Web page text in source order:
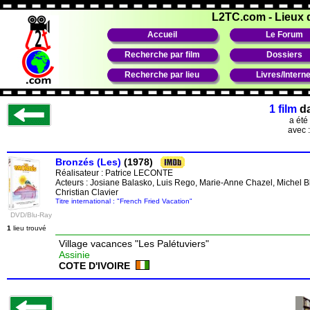
L2TC.com - Lieux
Accueil Le Forum
Recherche par film Dossiers
Recherche par lieu Livres/
1 film
a
avec
DVD/Blu-Ray
Bronzés (Les) (1978)
Réalisateur : Patrice LECONTE
Acteurs : Josiane Balasko, Luis Rego, Marie-Anne Chazel, Michel
Christian Clavier
Titre international : "French Fried Vacation"
1 lieu trouvé
Village vacances "Les Palétuviers"
Assinie
COTE D'IVOIRE